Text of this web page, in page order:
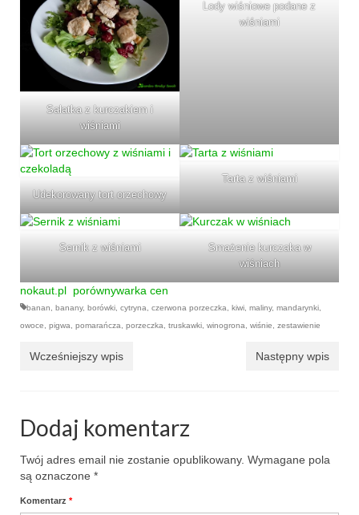
Sałatka z kurczakiem i
wiśniami
Lody wiśniowe podane z
wiśniami
Udekorowany tort orzechowy
Tarta z wiśniami
Sernik z wiśniami
Smażenie kurczaka w
wiśniach
nokaut .pl porównywarka cen
banan banany, borówki cytryna czerwona porzeczka kiwi maliny, mandarynki
owoce
pigwa pomarańcza porzeczka truskawki winogrona wiśnie zestawienie
Wcześniejszy wpis Następny wpis
Dodaj komentarz
Twój adres email nie zostanie opublikowany. Wymagane pola
są oznaczone *
Komentarz *